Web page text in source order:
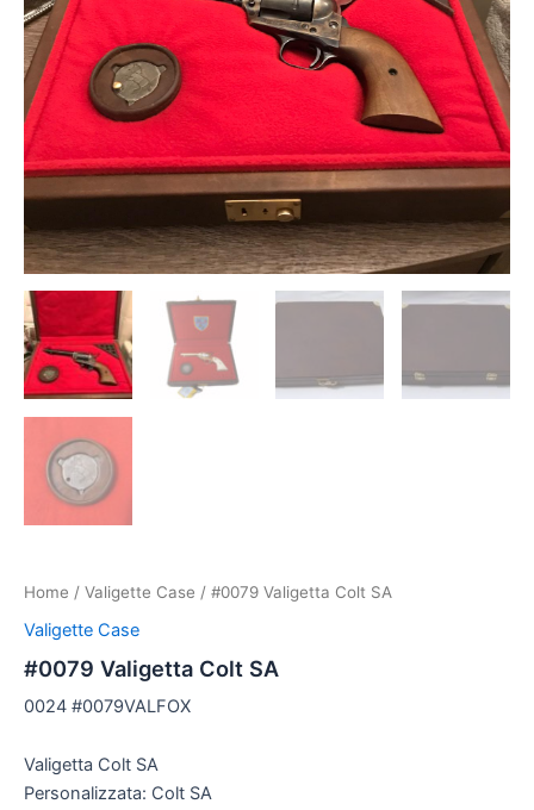
Home / Valigette Case / #0079 Valigetta Colt SA
Valigette Case
#0079 Valigetta Colt SA
0024 #0079VALFOX
Valigetta Colt SA
Personalizzata: Colt SA